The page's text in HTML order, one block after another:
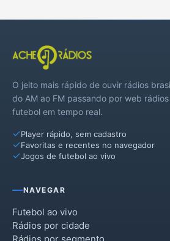
O jeito mais rápido de ouvir rádios
do AM ao FM passando por web
futebol em tempo real.
Player rápido, sem cadastro
Favoritas e recentes no navegador
Jogos de futebol ao vivo
NAVEGAR
Futebol ao vivo
Rádios por cidade